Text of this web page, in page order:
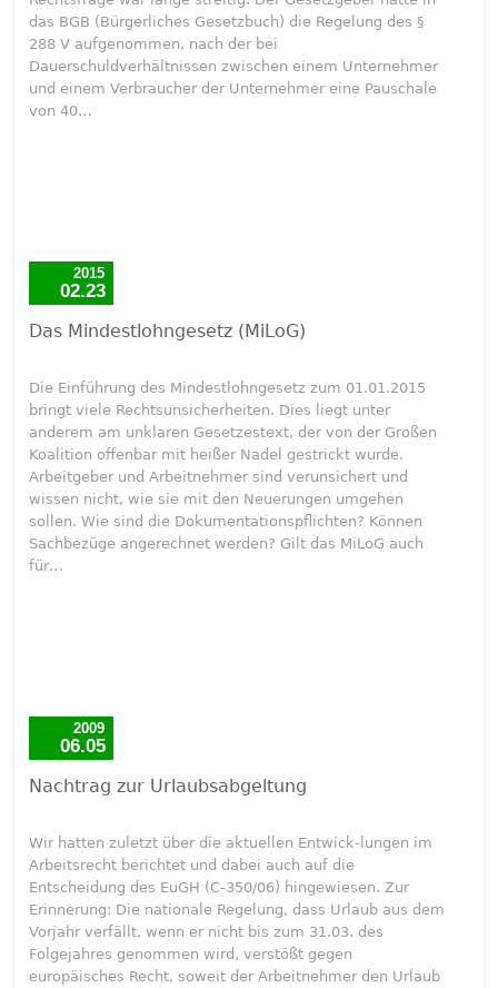
das BGB (Bürgerliches Gesetzbuch) die Regelung des §
288 V aufgenommen, nach der bei
Dauerschuldverhältnissen zwischen einem Unternehmer
und einem Verbraucher der Unternehmer eine Pauschale
von 40…
2015
02.23
Das Mindestlohngesetz (MiLoG)
Die Einführung des Mindestlohngesetz zum 01.01.2015
bringt viele Rechtsunsicherheiten. Dies liegt unter
anderem am unklaren Gesetzestext, der von der Großen
Koalition offenbar mit heißer Nadel gestrickt wurde.
Arbeitgeber und Arbeitnehmer sind verunsichert und
wissen nicht, wie sie mit den Neuerungen umgehen
sollen. Wie sind die Dokumentationspflichten? Können
Sachbezüge angerechnet werden? Gilt das MiLoG auch
für…
2009
06.05
Nachtrag zur Urlaubsabgeltung
Wir hatten zuletzt über die aktuellen Entwick-lungen im
Arbeitsrecht berichtet und dabei auch auf die
Entscheidung des EuGH (C-350/06) hingewiesen. Zur
Erinnerung: Die nationale Regelung, dass Urlaub aus dem
Vorjahr verfällt, wenn er nicht bis zum 31.03. des
Folgejahres genommen wird, verstößt gegen
europäisches Recht, soweit der Arbeitnehmer den Urlaub